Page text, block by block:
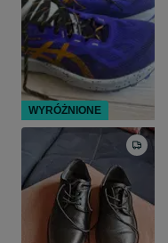
WYRÓŻNIONE